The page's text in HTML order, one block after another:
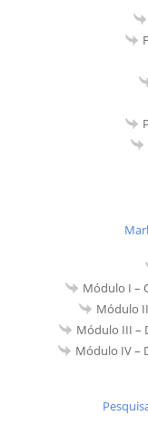
Módulo I –
Módulo
Módulo III –
Módulo IV –